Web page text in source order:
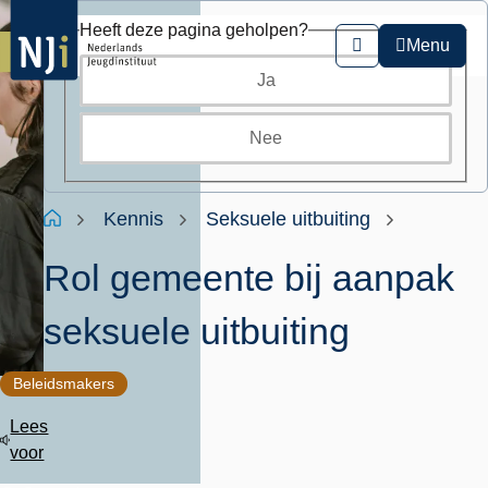
Overslaan
en
naar
de
inhoud
gaan
Zoeken
Menu
Kruimelpad
HomeKennis Seksuele uitbuiting
Rol gemeente bij aanpak
seksuele uitbuiting
Beleidsmakers
Lees
voor
Heeft deze pagina geholpen?
Ja
Nee